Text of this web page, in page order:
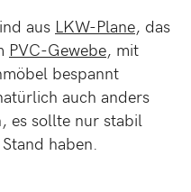
aus LKW-Plane, das
PVC-Gewebe, mit
bespannt
auch anders
es sollte nur stabil
haben.